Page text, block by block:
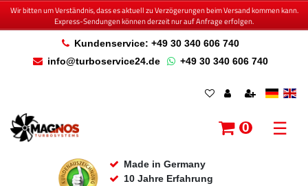
Wir bitten um Verständnis, dass es aktuell zu Verzögerungen beim Versand kommen kann.
Express-Sendungen können derzeit nur auf Anfrage erfolgen.
Kundenservice: +49 30 340 606 740
info@turboservice24.de
+49 30 340 606 740
Made in Germany
10 Jahre Erfahrung
0 ☰